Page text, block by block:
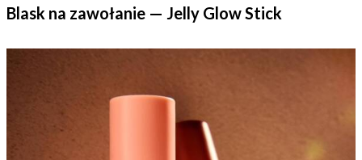
Blask na zawołanie — Jelly Glow Stick